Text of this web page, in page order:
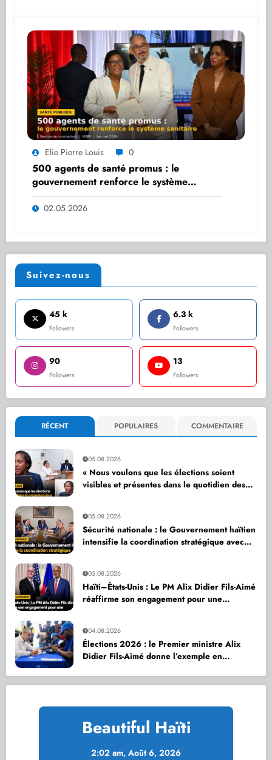
Elie Pierre Louis 0
500 agents de santé promus : le
gouvernement renforce le système
sanitaire
02.05.2026
Suivez-nous
45 k
Followers
6.3 k
Followers
90
Followers
13
Followers
RÉCENT POPULAIRES COMMENTAIRE
05.08.2026
« Nous voulons que les élections soient
visibles et présentes dans le quotidien des
05.08.2026
Sécurité nationale : le Gouvernement haïtien
intensifie la coordination stratégique avec
05.08.2026
Haïti–États-Unis : Le PM Alix Didier Fils-Aimé
réaffirme son engagement pour une
04.08.2026
Élections 2026 : le Premier ministre Alix
Didier Fils-Aimé donne l’exemple en
Beautiful Haïti
2:02 am, Août 6, 2026